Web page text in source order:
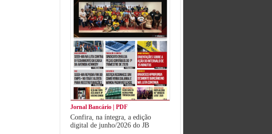
Jornal Bancário | PDF
Confira, na íntegra, a edição
digital de junho/2026 do JB